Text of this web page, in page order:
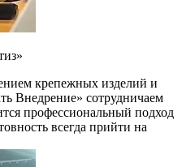
крепежных изделий и
Внедрение» сотрудничаем
профессиональный подход
всегда прийти на